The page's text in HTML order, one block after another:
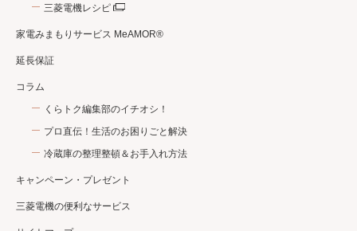
三菱電機レシピ
家電みまもりサービス MeAMOR®
延長保証
コラム
くらトク編集部のイチオシ！
プロ直伝！生活のお困りごと解決
冷蔵庫の整理整頓＆お手入れ方法
キャンペーン・プレゼント
三菱電機の便利なサービス